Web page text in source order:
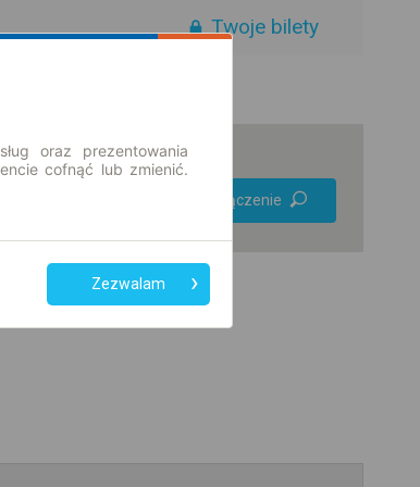
Twoje bilety
Znajdź połączenie
oraz prezentowania
cofnąć lub zmienić.
Zezwalam